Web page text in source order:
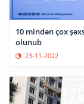
10 mindən çox
olunub
23-11-2022